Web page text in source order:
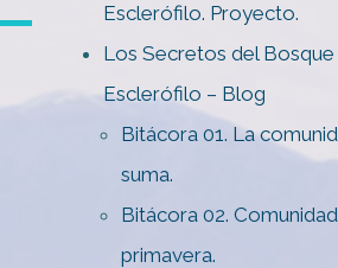
Esclerófilo. Proyecto.
Los Secretos del Bosque
Esclerófilo – Blog
Bitácora 01. La
suma.
Bitácora 02.
primavera.